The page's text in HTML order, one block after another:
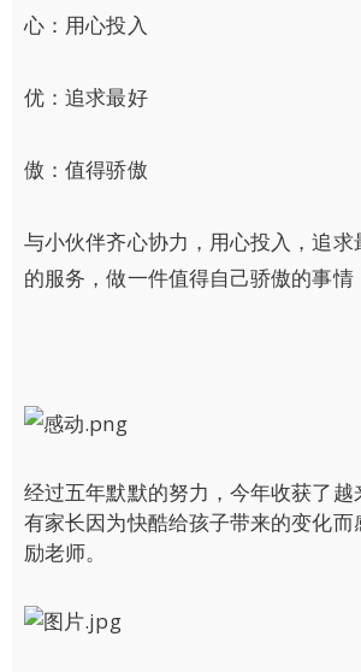
心：用心投入
优：追求最好
傲：值得骄傲
与小伙伴齐心协力，用心投入，追求
的服务，做一件值得自己骄傲的事情
经过五年默默的努力，今年收获了越
有家长因为快酷给孩子带来的变化而
励老师。